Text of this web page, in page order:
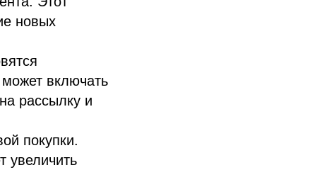
новых
включать
рассылку и
покупки.
увеличить